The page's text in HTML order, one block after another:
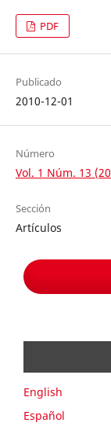
PDF
Publicado
2010-12-01
Número
Vol. 1 Núm. 13
Sección
Artículos
English
Español